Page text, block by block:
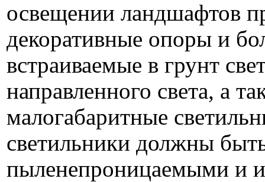
освещении ландшафтов
декоративные опоры и
встраиваемые в грунт
направленного света, а
малогабаритные
светильники должны
пыленепроницаемыми и